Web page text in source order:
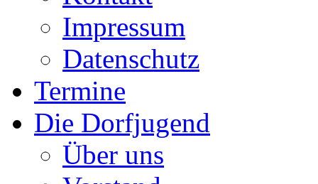
Impressum
Datenschutz
Termine
Die Dorfjugend
Über uns